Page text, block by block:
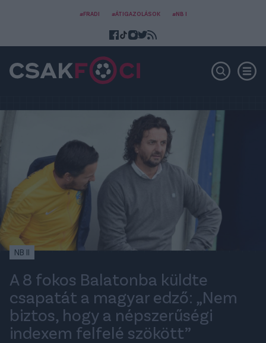
#FRADI #ÁTIGAZOLÁSOK #NB I
NB II
A 8 fokos Balatonba küldte
csapatát a magyar edző: „Nem
biztos, hogy a népszerűségi
indexem felfelé szökött”